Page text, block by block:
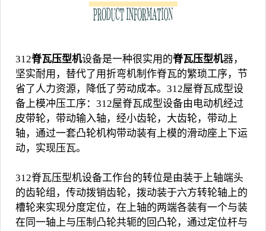
312脊瓦压型机设备是一种很实用的脊瓦压型机器，
坚实耐用，替代了用折弯机制作脊瓦的繁琐工序，节
省了人力资源，降低了劳动成本。312屋脊瓦成型设
备上模冲压工序：312屋脊瓦成型设备由电动机经过
皮带轮，带动输入轴，经小齿轮，大齿轮，带动上
轴，通过一套凸轮机构带动装有上模的滑动座上下运
动，实现压瓦。
312脊瓦压型机设备工作台的转位是由装于上轴端头
的齿轮组，传动拨销齿轮，拨动装于六方转轮轴上的
槽轮来实现分度定位，在上轴的两端各装有一个与装
在同一轴上与压制凸轮共轭的回凸轮，通过定位杆与